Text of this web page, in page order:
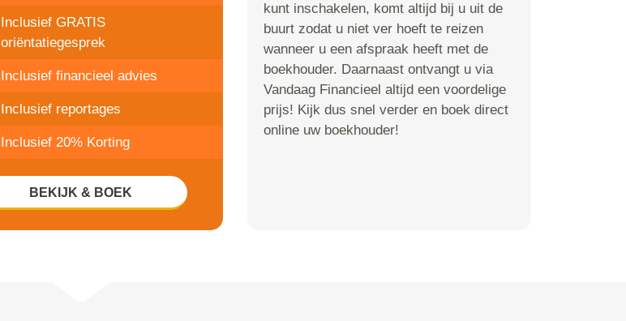
Inclusief GRATIS
oriëntatiegesprek
Inclusief financieel advies
Inclusief reportages
Inclusief 20% Korting
BEKIJK & BOEK
kunt inschakelen, komt altijd bij u uit de
buurt zodat u niet ver hoeft te reizen
wanneer u een afspraak heeft met de
boekhouder. Daarnaast ontvangt u via
Vandaag Financieel altijd een voordelige
prijs! Kijk dus snel verder en boek direct
online uw boekhouder!